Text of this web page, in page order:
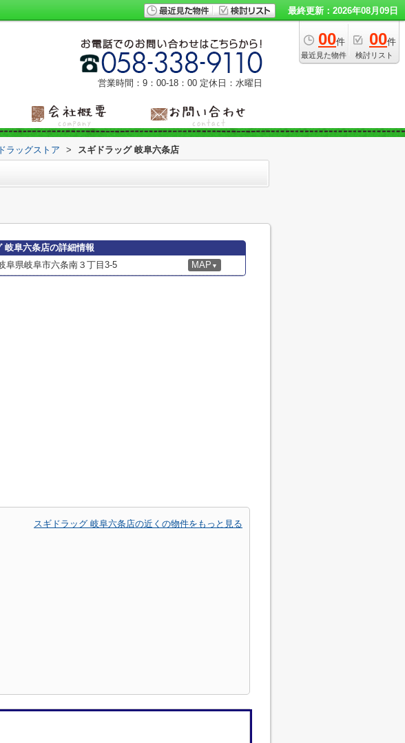
最終更新：2026年08月09日
00件
最近見た物件
00件
検討リスト
営業時間：9：00‐18：00 定休日：水曜日
ラッグストア > スギドラッグ 岐阜六条店
岐阜六条店の詳細情報
阜県岐阜市六条南３丁目3-5 MAP ▼
スギドラッグ 岐阜六条店の近くの物件をもっと見る